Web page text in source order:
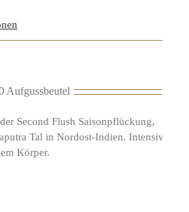
Aufgussbeutel
Second Flush Saisonpflückung,
Tal in Nordost-Indien. Intensiver
Körper.